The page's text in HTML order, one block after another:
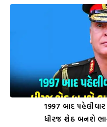
1997 બાદ
ધીરજ શેઠ બનશે